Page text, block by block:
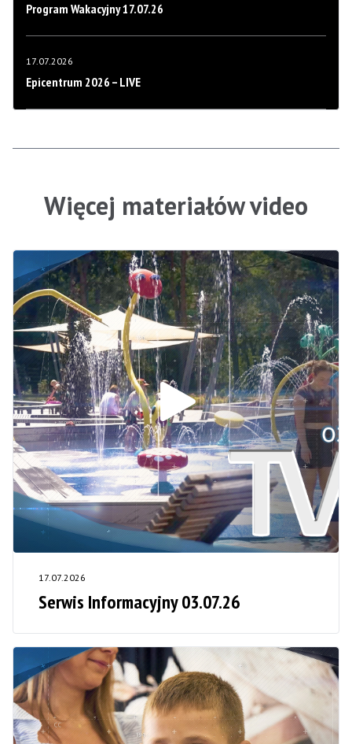
Program Wakacyjny 17.07.26
17.07.2026
Epicentrum 2026 – LIVE
Więcej materiałów video
17.07.2026
Serwis Informacyjny 03.07.26